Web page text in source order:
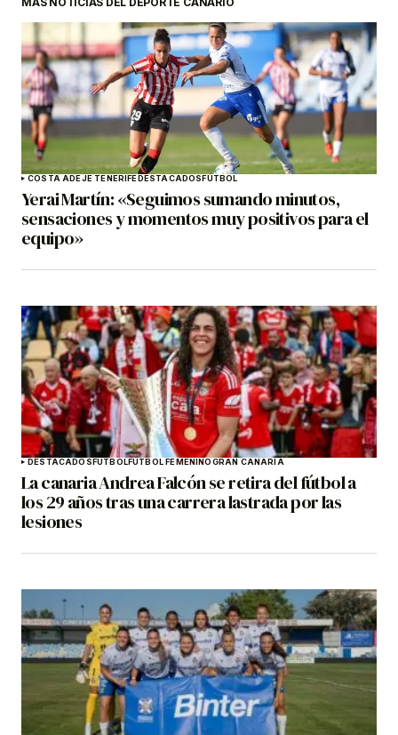
COSTA ADEJE TENERIFEDESTACADOSFÚTBOL
Yerai Martín: «Seguimos sumando minutos,
sensaciones y momentos muy positivos para el
equipo»
DESTACADOSFÚTBOLFÚTBOL FEMENINOGRAN CANARIA
La canaria Andrea Falcón se retira del fútbol a
los 29 años tras una carrera lastrada por las
lesiones